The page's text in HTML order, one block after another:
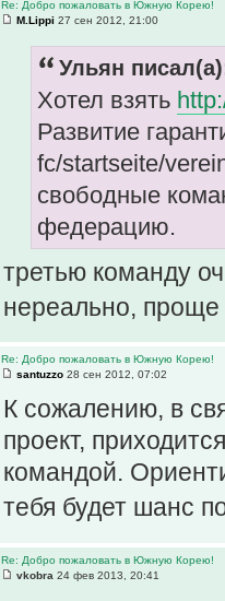
Re: Добро пожаловать в Южную Корею!
M.Lippi 27 сен 2012, 21:00
Ульян
Хотел взять
Развитие
fc/startseite/
свободные
федерацию.
третью команду
нереально, проще
Re: Добро пожаловать в Южную Корею!
santuzzo 28 сен 2012, 07:02
К сожалению, в
проект,
командой.
тебя будет шанс
Re: Добро пожаловать в Южную Корею!
vkobra 24 фев 2013, 20:41